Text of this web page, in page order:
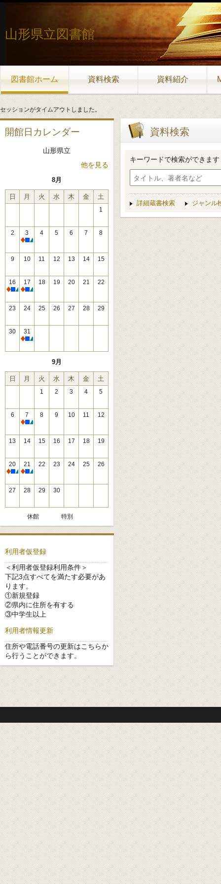
山形県立図書館
図書館ホーム 資料検索 資料紹介
セッションがタイムアウトしました。
開館日カレンダー
山形県立
他を見る
8月
日 月 火 水 木 金 土
1
2
3
休館
4 5 6 7 8
9 10 11 12 13 14 15
16
休館
17
休館
18 19 20 21 22
23 24 25 26 27 28 29
30
31
休館
9月
日 月 火 水 木 金 土
1 2 3 4 5
6
7
休館
8 9 10 11 12
13 14 15 16 17 18 19
20
休館
21
休館
22 23 24 25 26
27 28 29 30
休館 特別
利用者仮登録
＜利用者仮登録利用条件＞
下記3点すべてを満たす必要があ
ります。
①新規登録
②県内に住所を有する
③中学生以上
利用者情報更新
住所や電話番号の更新はこちらか
ら行うことができます。
資料検索
キーワードで検索ができます
詳細蔵書検索 ジャンル